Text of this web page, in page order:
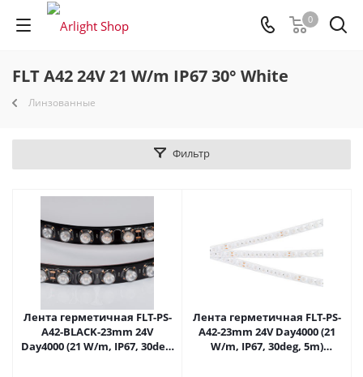
0
FLT A42 24V 21 W/m IP67 30° White
Линзованные
Фильтр
Лента герметичная FLT-PS-
A42-BLACK-23mm 24V
Day4000 (21 W/m, IP67, 30deg,
Лента герметичная FLT-PS-
A42-23mm 24V Day4000 (21
W/m, IP67, 30deg, 5m)